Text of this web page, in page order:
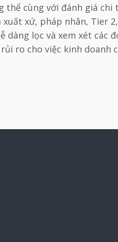
thể cùng với đánh giá chi
xuất xứ, pháp nhân, Tier
dàng lọc và xem xét các
ro cho việc kinh doanh